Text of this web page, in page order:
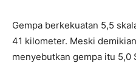
Gempa berkekuatan 5,5
41 kilometer. Meski
menyebutkan gempa itu 5,0